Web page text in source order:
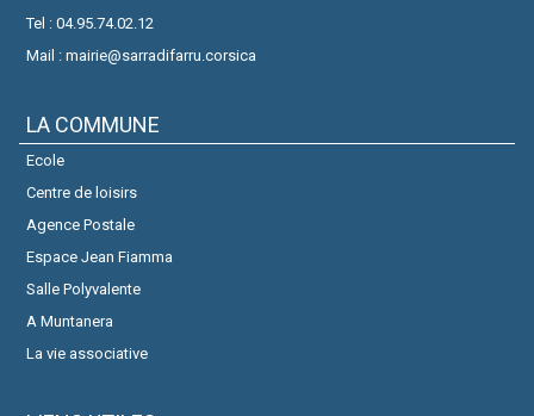
Tel : 04.95.74.02.12
Mail : mairie@sarradifarru.corsica
LA COMMUNE
Ecole
Centre de loisirs
Agence Postale
Espace Jean Fiamma
Salle Polyvalente
A Muntanera
La vie associative